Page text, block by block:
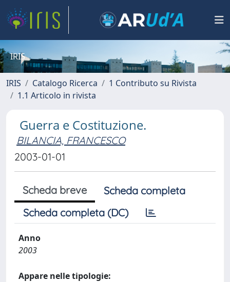
IRIS
IRIS Catalogo Ricerca
1 Contributo su Rivista
1.1 Articolo in rivista
Guerra e Costituzione.
BILANCIA, FRANCESCO
2003-01-01
Scheda breve
Scheda completa
Scheda completa (DC)
Anno
2003
Appare nelle tipologie: